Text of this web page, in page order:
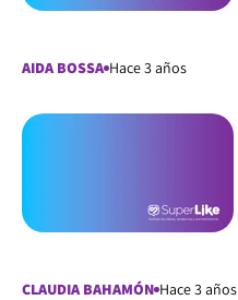
AIDA BOSSA Hace 3 años
CLAUDIA BAHAMÓN Hace 3 años